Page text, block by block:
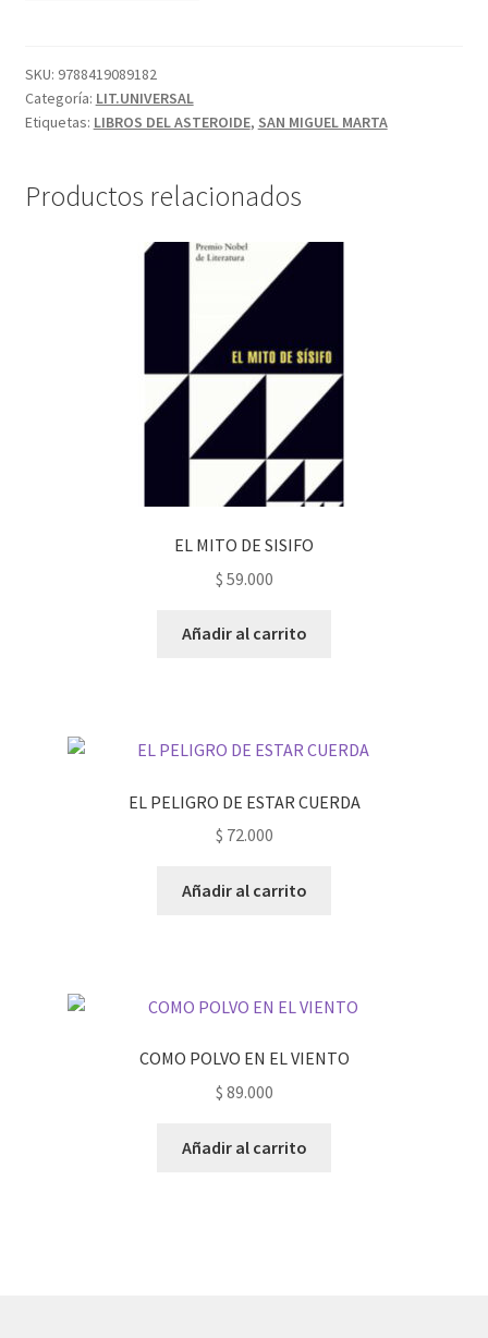
SKU: 9788419089182
Categoría: LIT.UNIVERSAL
Etiquetas: LIBROS DEL ASTEROIDE, SAN MIGUEL MARTA
Productos relacionados
EL MITO DE SISIFO
$ 59.000
Añadir al carrito
EL PELIGRO DE ESTAR CUERDA
$ 72.000
Añadir al carrito
COMO POLVO EN EL VIENTO
$ 89.000
Añadir al carrito